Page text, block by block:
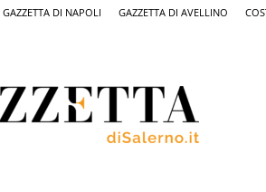
GAZZETTA DI NAPOLI GAZZETTA DI AVELLINO
Salerno,
il
quotidiano